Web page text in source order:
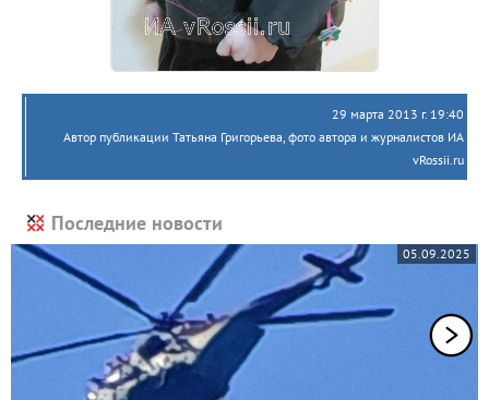
29 марта 2013 г. 19:40
Автор публикации Татьяна Григорьева, фото автора и журналистов ИА
vRossii.ru
Последние новости
05.09.2025